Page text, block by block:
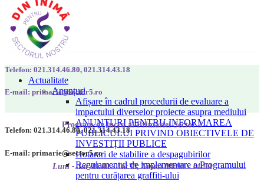
Actualitate
Anunțuri
Afișare în cadrul procedurii de evaluare a
impactului diverselor proiecte asupra mediului
ANUNȚURI PENTRU INFORMAREA
PUBLICULUI PRIVIND OBIECTIVELE DE
INVESTIȚII PUBLICE
Hotarari de stabilire a despagubirilor
Regulamentul de implementare a Programului
pentru curățarea graffiti-ului
Telefon: 021.314.46.80, 021.314.43.18
E-mail: primarie@sector5.ro
Program de lucru al Primăriei Sector 5
Luni - Joi 08:00 - 16:30; Vineri 08:00 - 14:00
Telefon: 021.314.46.80, 021.314.43.18
E-mail: primarie@sector5.ro